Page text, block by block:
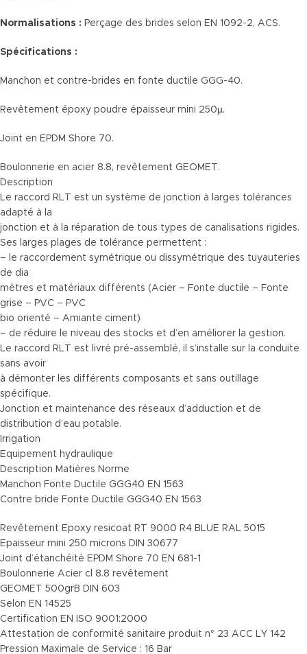
Normalisations : Perçage des brides selon EN 1092-2, ACS.
Spécifications :
Manchon et contre-brides en fonte ductile GGG-40.
Revêtement époxy poudre épaisseur mini 250µ.
Joint en EPDM Shore 70.
Boulonnerie en acier 8.8, revêtement GEOMET.
Description
Le raccord RLT est un système de jonction à larges tolérances
adapté à la
jonction et à la réparation de tous types de canalisations rigides.
Ses larges plages de tolérance permettent :
– le raccordement symétrique ou dissymétrique des tuyauteries
de dia
mètres et matériaux différents (Acier – Fonte ductile – Fonte
grise – PVC – PVC
bio orienté – Amiante ciment)
– de réduire le niveau des stocks et d’en améliorer la gestion.
Le raccord RLT est livré pré-assemblé, il s’installe sur la conduite
sans avoir
à démonter les différents composants et sans outillage
spécifique.
Jonction et maintenance des réseaux d’adduction et de
distribution d’eau potable.
Irrigation
Equipement hydraulique
Description Matières Norme
Manchon Fonte Ductile GGG40 EN 1563
Contre bride Fonte Ductile GGG40 EN 1563
Revêtement Epoxy resicoat RT 9000 R4 BLUE RAL 5015
Epaisseur mini 250 microns DIN 30677
Joint d’étanchéité EPDM Shore 70 EN 681-1
Boulonnerie Acier cl 8.8 revêtement
GEOMET 500grB DIN 603
Selon EN 14525
Certification EN ISO 9001:2000
Attestation de conformité sanitaire produit n° 23 ACC LY 142
Pression Maximale de Service : 16 Bar